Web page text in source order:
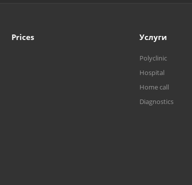
Prices Услуги
Polyclinic
Hospital
Home call
Diagnostics